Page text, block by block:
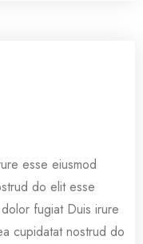
esse eiusmod
do elit esse
fugiat Duis irure
cupidatat nostrud do